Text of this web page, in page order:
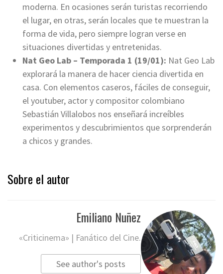
moderna. En ocasiones serán turistas recorriendo
el lugar, en otras, serán locales que te muestran la
forma de vida, pero siempre logran verse en
situaciones divertidas y entretenidas.
Nat Geo Lab – Temporada 1 (19/01): Nat Geo Lab
explorará la manera de hacer ciencia divertida en
casa. Con elementos caseros, fáciles de conseguir,
el youtuber, actor y compositor colombiano
Sebastián Villalobos nos enseñará increíbles
experimentos y descubrimientos que sorprenderán
a chicos y grandes.
Sobre el autor
Emiliano Nuñez
«Criticinema» | Fanático del Cine.
See author's posts